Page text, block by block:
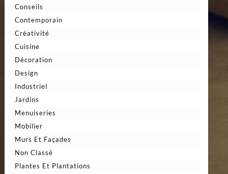
Conseils
Contemporain
Créativité
Cuisine
Décoration
Design
Industriel
Jardins
Menuiseries
Mobilier
Murs Et Façades
Non Classé
Plantes Et Plantations